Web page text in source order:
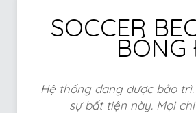
SOCCER
Hệ thống đang được bảo
sự bất tiện này. Mọi